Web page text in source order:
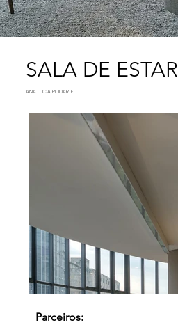
SALA DE ESTAR
ANA LUCIA RODARTE
Parceiros: